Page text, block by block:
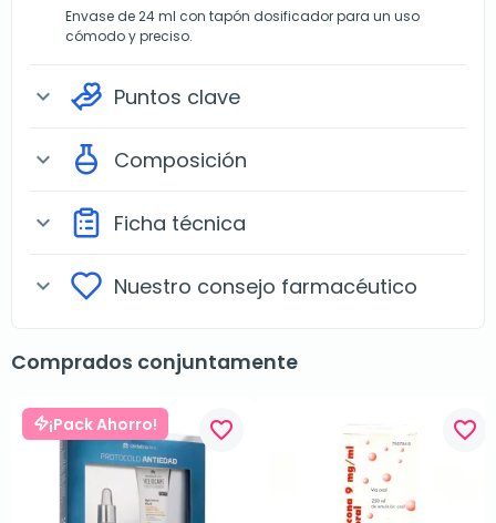
Envase de 24 ml con tapón dosificador para un uso
cómodo y preciso.
expand_more Puntos clave
expand_more Composición
expand_more Ficha técnica
expand_more Nuestro consejo farmacéutico
Comprados conjuntamente
¡Pack Ahorro! favorite_border favorite_border